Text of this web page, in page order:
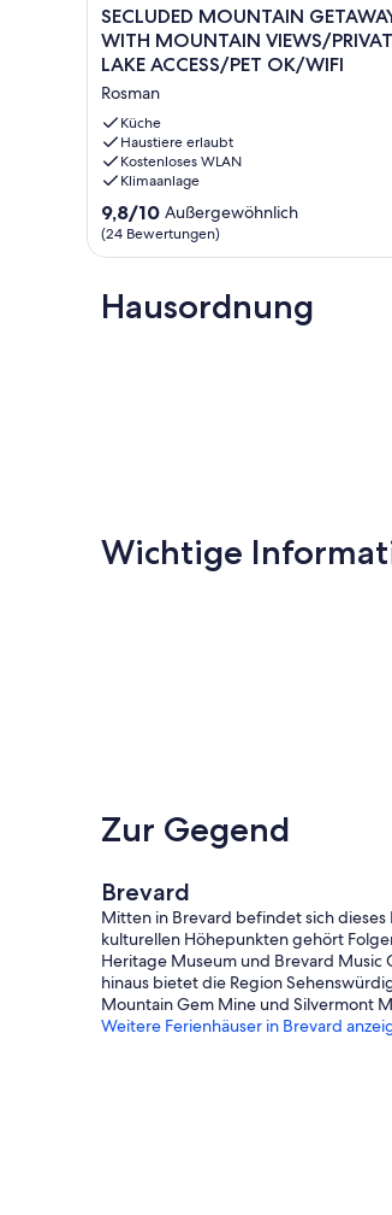
SECLUDED
MOUNTAIN
GETAWAY
WITH
MOUNTAIN
VIEWS/PRIVATE
LAKE
ACCESS/PET
OK/WIFI
Rosman
SECLUDED MOUNTAIN
WITH MOUNTAIN VIEWS/
LAKE ACCESS/PET OK/WIFI
Rosman
Küche
Haustiere erlaubt
Kostenloses WLAN
Klimaanlage
9.8
von
10,
(24
Bewertungen)
9,8/10 Außergewöhnlich
(24 Bewertungen)
Hausordnung
Wichtige
Zur Gegend
Brevard
Mitten in Brevard befindet sich dieses
kulturellen Höhepunkten gehört
Heritage Museum und Brevard Music
hinaus bietet die Region
Mountain Gem Mine und Silvermont
Weitere Ferienhäuser in Brevard